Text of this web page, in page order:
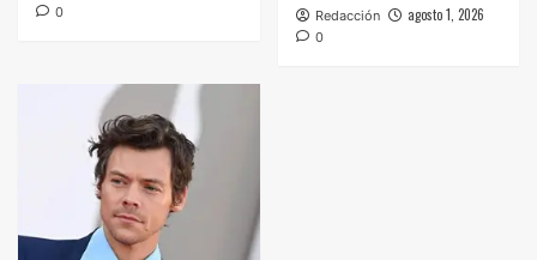
0 Redacción agosto 1, 2026
0